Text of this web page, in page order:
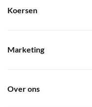
Koersen
Marketing
Over ons